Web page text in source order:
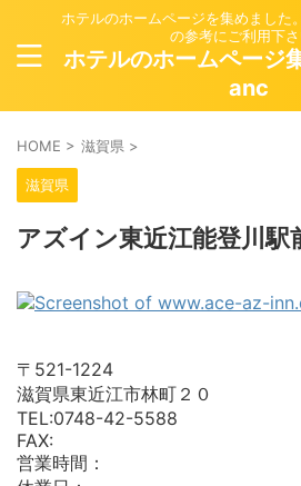
ホテルのホームページを集めました
の参考にご利用下さ
ホテルのホームページ
anc
HOME > 滋賀県 >
滋賀県
アズイン東近江能登川駅
〒521-1224
滋賀県東近江市林町２０
TEL:0748-42-5588
FAX:
営業時間：